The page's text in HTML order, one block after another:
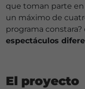
que toman parte en
un máximo de
programa
espectáculos
El proyecto